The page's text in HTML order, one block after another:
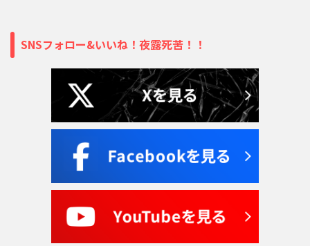
SNSフォロー&いいね！夜露死苦！！